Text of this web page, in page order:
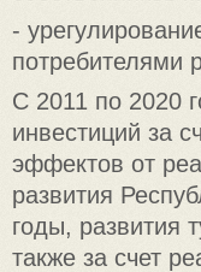
-
потребителями
С 2011 по 2020
инвестиций за
эффектов от
развития
годы, развития
также за счет